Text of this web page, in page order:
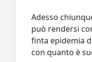
Adesso
può rendersi
finta epidemia
con quanto è